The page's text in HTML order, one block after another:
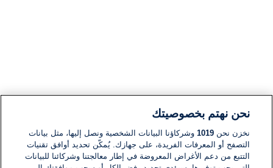
نحن نهتم بخصوصيتك
نخزن نحن1019 وشركاؤنا البيانات الشخصية ونصل إليها، مثل بيانات
التصفح أو المعرفات الفريدة، على جهازك. يُمكّن تحديد أوافق تقنيات
التتبع من دعم الأغراض المعروضة في إطار معالجتنا وشركائنا للبيانات